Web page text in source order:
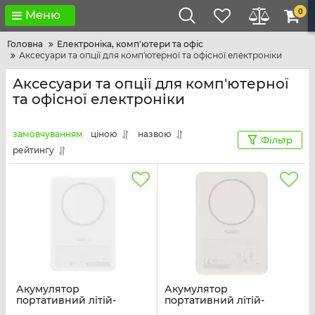
Меню 0
Головна
Електроніка, комп'ютери та офіс
Аксесуари та опції для комп'ютерної та офісної електроніки
Аксесуари та опції для комп'ютерної
та офісної електроніки
замовчуванням ціною
назвою
рейтингу
Фільтр
Акумулятор
портативний літій-
Акумулятор
портативний літій-